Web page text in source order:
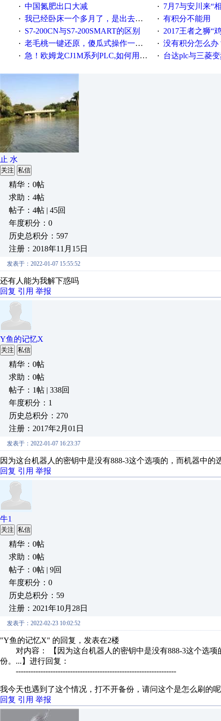
· 中国氮肥出口大减 · 7月7与安川来“
· 我已经卧床一个多月了，是出去安装机械手在高速遭遇车祸所致:大家工作都要特别注意啊 · 有积分不能用
· S7-200CN与S7-200SMART的区别 · 2017王者之狮“鸡”情签到
· 老毛桃一键还原，傻瓜式操作一键轻松备份还原；程序为向导式安装，一键即可实现自动备份或还原系统。 · 没有积分怎么办
· 急！欧姆龙CJ1M系列PLC,如何用时间控制变频器。要求时间在组态王中可以自由输入！拜托各位大神了！ · 台达plc与三菱
止 水
关注 私信
精华：0帖
求助：4帖
帖子：4帖 | 45回
年度积分：0
历史总积分：597
注册：2018年11月15日
发表于：2022-01-07 15:55:52
还有人能为我解下惑吗
回复 引用 举报
Y鱼的记忆X
关注 私信
精华：0帖
求助：0帖
帖子：1帖 | 338回
年度积分：1
历史总积分：270
注册：2017年2月01日
发表于：2022-01-07 16:23:37
因为这台机器人的密钥中是没有888-3这个选项的，而机器中
回复 引用 举报
牛1
关注 私信
精华：0帖
求助：0帖
帖子：0帖 | 9回
年度积分：0
历史总积分：59
注册：2021年10月28日
发表于：2022-02-23 10:02:52
"Y鱼的记忆X" 的回复，发表在2楼
对内容： 【因为这台机器人的密钥中是没有888-3这个选项
份。...】进行回复：
-----------------------------------------------------------------
我今天也遇到了这个情况，打不开备份，请问这个是怎么刷的呢
回复 引用 举报